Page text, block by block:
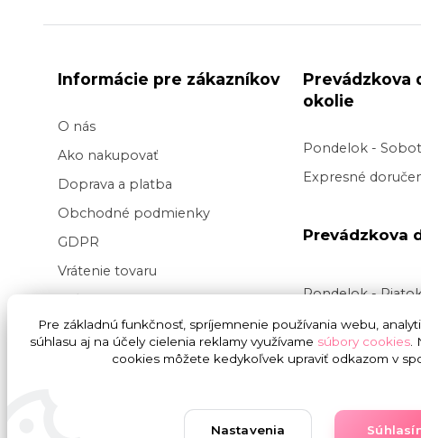
Informácie pre zákazníkov
O nás
Ako nakupovať
Doprava a platba
Obchodné podmienky
GDPR
Vrátenie tovaru
Veľkoobchod kvetov
Blog
Svadba na kľúč
Prevádzkova
okolie
Pondelok -
Expresné
Prevádzkova
Pondelok -
Doručenie v
v čase9:00 do
nedoručujeme.
Pre základnú funkčnosť, spríjemnenie používania webu,
súhlasu aj na účely cielenia reklamy využívame súbory cookies
cookies môžete kedykoľvek upraviť odkazom v
Nastavenia